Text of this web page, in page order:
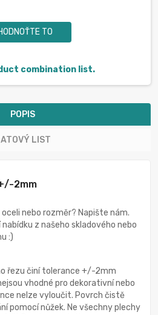
TO
combination list.
POPIS
LIST
2mm
nebo rozměr? Napište nám.
z našeho skladového nebo
:)
řezu činí tolerance +/-2mm
vhodné pro dekorativní nebo
nelze vyloučit. Povrch čistě
pomocí nůžek. Ne všechny plechy